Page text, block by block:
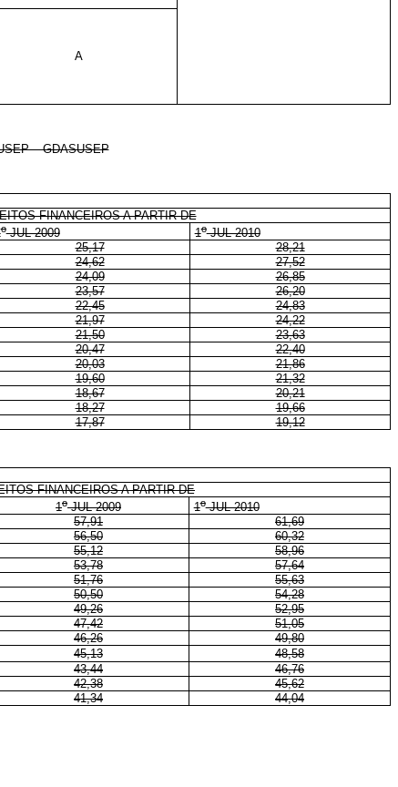
A
– GDASUSEP
FINANCEIROS A PARTIR DE
oJUL 2009 1oJUL 2010
25,17
28,21
24,62
27,52
24,09
26,85
23,57
26,20
22,45
24,83
21,97
24,22
21,50
23,63
20,47
22,40
20,03
21,86
19,60
21,32
18,67
20,21
18,27
19,66
17,87
19,12
FINANCEIROS A PARTIR DE
1oJUL 2009 1oJUL 2010
57,91
61,69
56,50
60,32
55,12
58,96
53,78
57,64
51,76
55,63
50,50
54,28
49,26
52,95
47,42
51,05
46,26
49,80
45,13
48,58
43,44
46,76
42,38
45,62
41,34
44,04